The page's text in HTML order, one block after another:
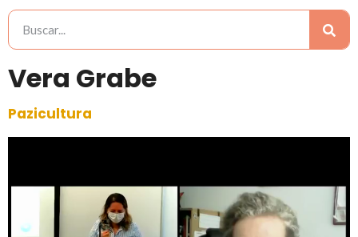
Vera Grabe
Pazicultura